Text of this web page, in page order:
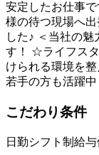
安定したお仕事
様の待つ現場へ
した♪ ＜当社の
す！ ☆ライフス
けられる環境を
若手の方も活躍
こだわり条件
日勤シフト制 給与